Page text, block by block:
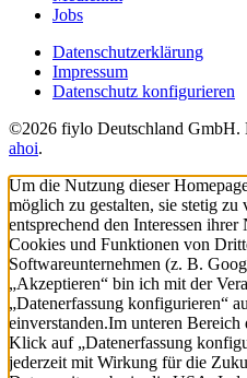
Jobs
Datenschutzerklärung
Impressum
Datenschutz konfigurieren
©2026 fiylo Deutschland GmbH.
ahoi.
Um die Nutzung dieser
möglich zu gestalten, sie stetig zu
entsprechend den Interessen
Cookies und Funktionen von
Softwareunternehmen (z. B.
„Akzeptieren“ bin ich mit der
„Datenerfassung konfigurieren“
einverstanden.Im unteren Bereich
Klick auf „Datenerfassung
jederzeit mit Wirkung für die